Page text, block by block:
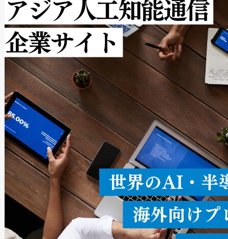
ルの変電所周囲を監視でき、
作業と点群処理を簡素化でき
Avia 2は、2種類のFOVオプシ
× 80°のノーマルモード、長
ードを切り替えて使用するこ
ることなく、単一のデバイス
うにします。遠距離まで届く
密度なスキャ […]